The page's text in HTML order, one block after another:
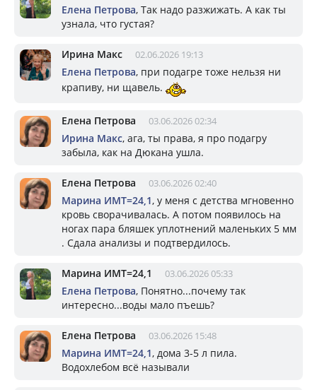
Елена Петрова, Так надо разжижать. А как ты
узнала, что густая?
Ирина Макс 02.06.2026 19:13
Елена Петрова, при подагре тоже нельзя ни
крапиву, ни щавель.
Елена Петрова 03.06.2026 02:34
Ирина Макс, ага, ты права, я про подагру
забыла, как на Дюкана ушла.
Елена Петрова 03.06.2026 02:40
Марина ИМТ=24,1, у меня с детства мгновенно
кровь сворачивалась. А потом появилось на
ногах пара бляшек уплотнений маленьких 5 мм
. Сдала анализы и подтвердилось.
Марина ИМТ=24,1 03.06.2026 05:33
Елена Петрова, Понятно...почему так
интересно...воды мало пъешь?
Елена Петрова 03.06.2026 15:48
Марина ИМТ=24,1, дома 3-5 л пила.
Водохлебом всё называли